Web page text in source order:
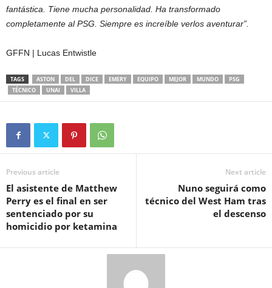
fantástica. Tiene mucha personalidad. Ha transformado
completamente al PSG. Siempre es increíble verlos aventurar”.
GFFN | Lucas Entwistle
TAGS ASTON DEL DICE EMERY EQUIPO MEJOR MUNDO
PSG
TÉCNICO
UNAI VILLA
Previous article
El asistente de Matthew
Perry es el final en ser
sentenciado por su
homicidio por ketamina
Next article
Nuno seguirá como
técnico del West Ham tras
el descenso